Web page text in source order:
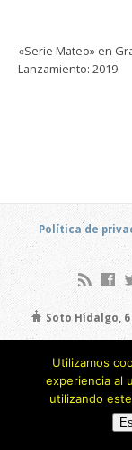
«Serie Mateo» en
Lanzamiento: 2019.
Política de
Soto Hidalgo, 6
Utilizamos
experiencia al
utilizando